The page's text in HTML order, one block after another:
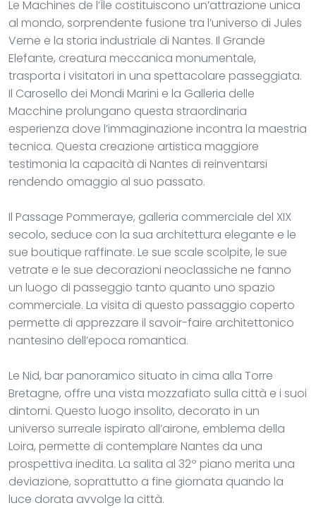
Le Machines de l’Île costituiscono un’attrazione unica
al mondo, sorprendente fusione tra l’universo di Jules
Verne e la storia industriale di Nantes. Il Grande
Elefante, creatura meccanica monumentale,
trasporta i visitatori in una spettacolare passeggiata.
Il Carosello dei Mondi Marini e la Galleria delle
Macchine prolungano questa straordinaria
esperienza dove l’immaginazione incontra la maestria
tecnica. Questa creazione artistica maggiore
testimonia la capacità di Nantes di reinventarsi
rendendo omaggio al suo passato.
Il Passage Pommeraye, galleria commerciale del XIX
secolo, seduce con la sua architettura elegante e le
sue boutique raffinate. Le sue scale scolpite, le sue
vetrate e le sue decorazioni neoclassiche ne fanno
un luogo di passeggio tanto quanto uno spazio
commerciale. La visita di questo passaggio coperto
permette di apprezzare il savoir-faire architettonico
nantesino dell’epoca romantica.
Le Nid, bar panoramico situato in cima alla Torre
Bretagne, offre una vista mozzafiato sulla città e i suoi
dintorni. Questo luogo insolito, decorato in un
universo surreale ispirato all’airone, emblema della
Loira, permette di contemplare Nantes da una
prospettiva inedita. La salita al 32º piano merita una
deviazione, soprattutto a fine giornata quando la
luce dorata avvolge la città.